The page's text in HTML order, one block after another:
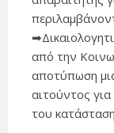
από την
αποτύπωση
αιτούντος
του